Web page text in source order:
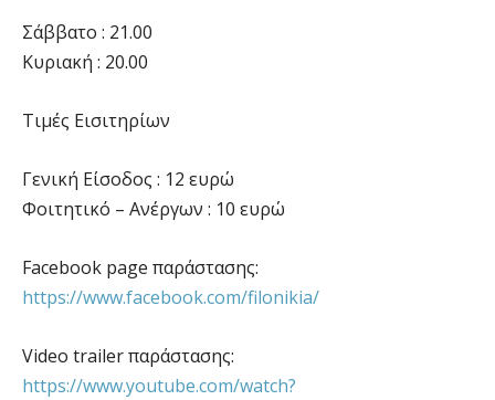
Σάββατο : 21.00
Κυριακή : 20.00
Τιμές Εισιτηρίων
Γενική Είσοδος : 12 ευρώ
Φοιτητικό – Ανέργων : 10 ευρώ
Facebook page παράστασης:
https://www.facebook.com/filonikia/
Video trailer παράστασης:
https://www.youtube.com/watch?